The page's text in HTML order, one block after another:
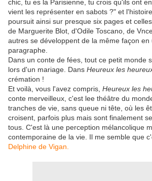
chic, tu es la Parisienne, tu crois qu'ils ont
vient les représenter en sabots ?" et
poursuit ainsi sur presque six pages et
de Marguerite Blot, d'Odile Toscano, de
autres se développent de la même façon en
paragraphe.
Dans un conte de fées, tout ce petit monde
lors d'un mariage. Dans Heureux les
crémation !
Et voilà, vous l'avez compris, Heureux les
conte merveilleux, c'est lee théâtre du
tranches de vie, sans queue ni tête, où les
croisent, parfois plus mais sont finalement
tous. C'est là une perception mélancolique
contemporaine de la vie. Il me semble que
Delphine de Vigan.